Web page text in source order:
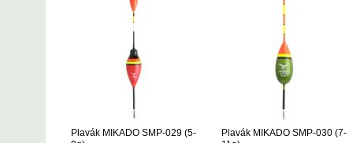
Plavák MIKADO SMP-029 (5-
Plavák MIKADO SMP-030 (7-